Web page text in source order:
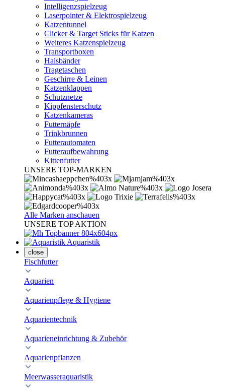
Intelligenzspielzeug
Laserpointer & Elektrospielzeug
Katzentunnel
Clicker & Target Sticks für Katzen
Weiteres Katzenspielzeug
Transportboxen
Halsbänder
Tragetaschen
Geschirre & Leinen
Katzenklappen
Schutznetze
Kippfensterschutz
Katzenkameras
Futternäpfe
Trinkbrunnen
Futterautomaten
Futteraufbewahrung
Kittenfutter
UNSERE TOP-MARKEN
Alle Marken anschauen
UNSERE TOP AKTION
Aquaristik
close
Fischfutter
Aquarien
Aquarienpflege & Hygiene
Aquarientechnik
Aquarieneinrichtung & Zubehör
Aquarienpflanzen
Meerwasseraquaristik